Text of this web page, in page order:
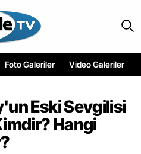
Foto Galeriler Video Galeriler
Eski Sevgilisi
Hangi